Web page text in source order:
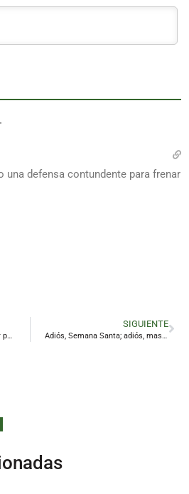
una defensa contundente para frenar
Multa de 5.300 euros por cazar pajarillos con artes prohibidas en Baños de la Encina
SIGUIENTE
Adiós, Semana Santa; adiós, mascarillas